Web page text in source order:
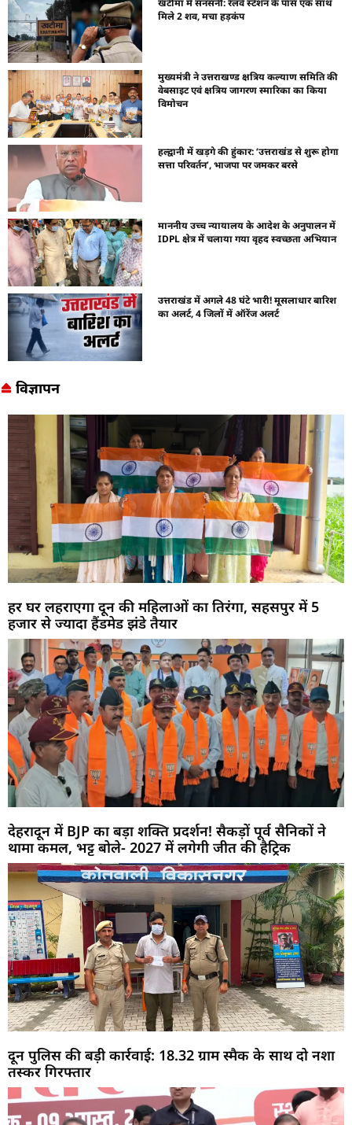
मिले 2 शव, मचा हड़कंप
मुख्यमंत्री ने उत्तराखण्ड क्षत्रिय कल्याण समिति की
वेबसाइट एवं क्षत्रिय जागरण स्मारिका का किया
विमोचन
हल्द्वानी में खड़गे की हुंकार: ‘उत्तराखंड से शुरू होगा
सत्ता परिवर्तन’, भाजपा पर जमकर बरसे
माननीय उच्च न्यायालय के आदेश के अनुपालन में
IDPL क्षेत्र में चलाया गया वृहद स्वच्छता अभियान
उत्तराखंड में अगले 48 घंटे भारी! मूसलाधार बारिश
का अलर्ट, 4 जिलों में ऑरेंज अलर्ट
विज्ञापन
हर घर लहराएगा दून की महिलाओं का तिरंगा, सहसपुर में 5
हजार से ज्यादा हैंडमेड झंडे तैयार
देहरादून में BJP का बड़ा शक्ति प्रदर्शन! सैकड़ों पूर्व सैनिकों ने
थामा कमल, भट्ट बोले- 2027 में लगेगी जीत की हैट्रिक
दून पुलिस की बड़ी कार्रवाई: 18.32 ग्राम स्मैक के साथ दो नशा
तस्कर गिरफ्तार